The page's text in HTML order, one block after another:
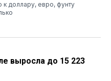
к доллару, евро, фунту
выросла до 15 223